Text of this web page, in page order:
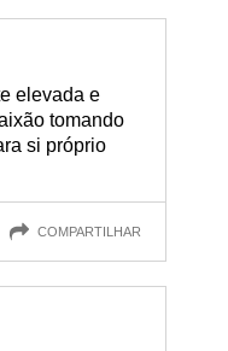
elevada e
tomando
si próprio
COMPARTILHAR